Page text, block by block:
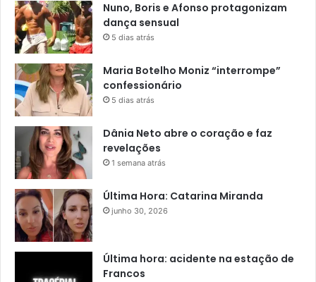
Nuno, Boris e Afonso protagonizam
dança sensual
5 dias atrás
Maria Botelho Moniz “interrompe”
confessionário
5 dias atrás
Dânia Neto abre o coração e faz
revelações
1 semana atrás
Última Hora: Catarina Miranda
junho 30, 2026
Última hora: acidente na estação de
Francos